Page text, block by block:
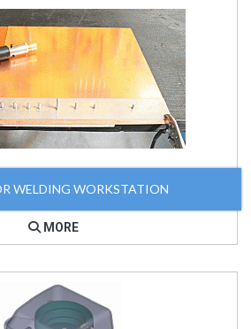
WELDING WORKSTATION
MORE